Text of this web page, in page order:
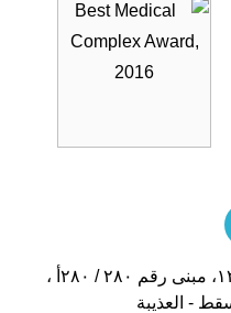
ص.ب. ١٧٣٥، الرمز البريدي ١٣٣، مبنى رقم ٢٨٠ / ٢٨٠أ ،
- العذيبة